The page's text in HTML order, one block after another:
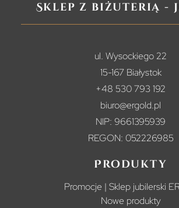
Sklep z biżuterią -
ul. Wysockiego 22
15-167 Białystok
+48 530 793 192
biuro@ergold.pl
NIP: 9661395939
REGON: 052226985
Produkty
Promocje | Sklep jubilerski
Nowe produkty